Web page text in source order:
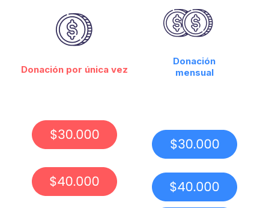
Donación por única vez
Donación
mensual